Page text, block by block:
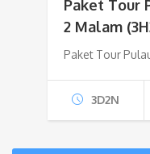
Paket Tour
2 Malam
Paket Tour
3D2N